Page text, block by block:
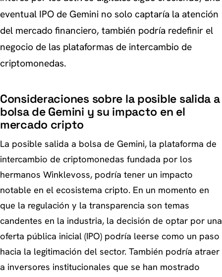
eventual IPO de Gemini no solo captaría la atención
del mercado financiero, también podría redefinir el
negocio de las plataformas de intercambio de
criptomonedas.
Consideraciones sobre la posible salida a
bolsa de Gemini y su impacto en el
mercado cripto
La posible salida a bolsa de Gemini, la plataforma de
intercambio de criptomonedas fundada por los
hermanos Winklevoss, podría tener un impacto
notable en el ecosistema cripto. En un momento en
que la regulación y la transparencia son temas
candentes en la industria, la decisión de optar por una
oferta pública inicial (IPO) podría leerse como un paso
hacia la legitimación del sector. También podría atraer
a inversores institucionales que se han mostrado